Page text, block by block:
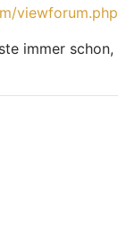
immer